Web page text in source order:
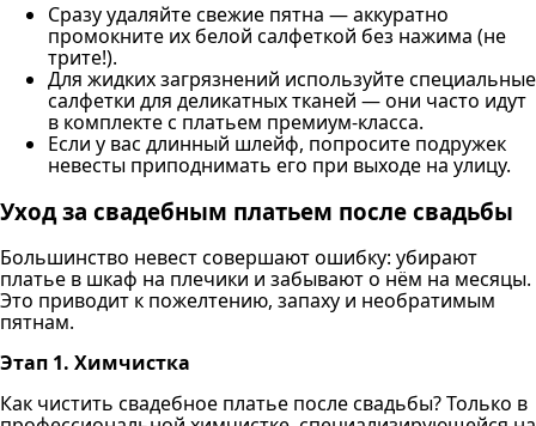
Сразу удаляйте свежие пятна — аккуратно
промокните их белой салфеткой без нажима (не
трите!).
Для жидких загрязнений используйте специальные
салфетки для деликатных тканей — они часто идут
в комплекте с платьем премиум-класса.
Если у вас длинный шлейф, попросите подружек
невесты приподнимать его при выходе на улицу.
Уход за свадебным платьем после свадьбы
Большинство невест совершают ошибку: убирают
платье в шкаф на плечики и забывают о нём на месяцы.
Это приводит к пожелтению, запаху и необратимым
пятнам.
Этап 1. Химчистка
Как чистить свадебное платье после свадьбы? Только в